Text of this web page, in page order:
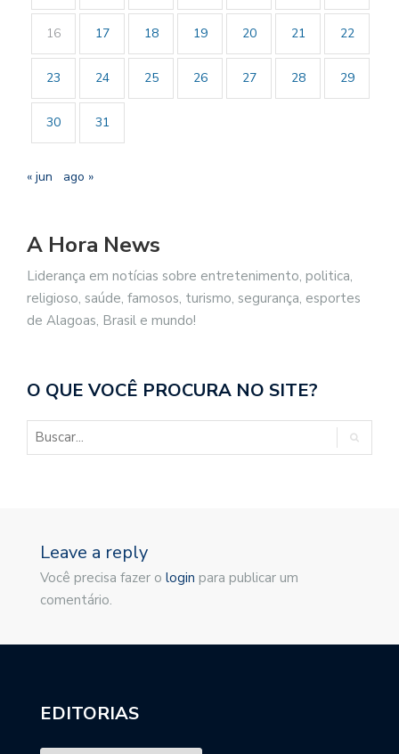
16 17 18 19 20 21 22
23 24 25 26 27 28 29
30 31
« jun ago »
A Hora News
Liderança em notícias sobre entretenimento, politica,
religioso, saúde, famosos, turismo, segurança, esportes
de Alagoas, Brasil e mundo!
O QUE VOCÊ PROCURA NO SITE?
Leave a reply
Você precisa fazer o login para publicar um
comentário.
EDITORIAS